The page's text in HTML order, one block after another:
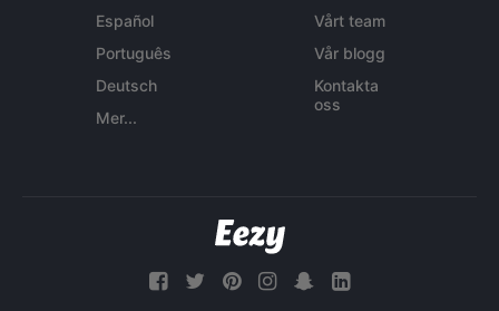
Español
Português
Deutsch
Mer...
Vårt team
Vår blogg
Kontakta
oss